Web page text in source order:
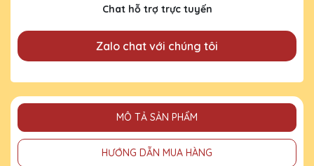
Chat hỗ trợ trực tuyến
Zalo chat với chúng tôi
MÔ TẢ SẢN PHẨM
HƯỚNG DẪN MUA HÀNG